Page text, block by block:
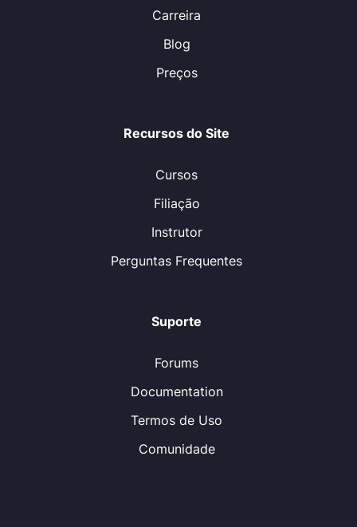
Carreira
Blog
Preços
Recursos do Site
Cursos
Filiação
Instrutor
Perguntas Frequentes
Suporte
Forums
Documentation
Termos de Uso
Comunidade